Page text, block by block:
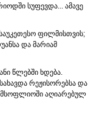
სუფევდა... ამავე
ფილმისთვის;
და მარიამ
წლებში ხდება.
რეჟისორებსა და
მსოფლიოში აღიარებულ